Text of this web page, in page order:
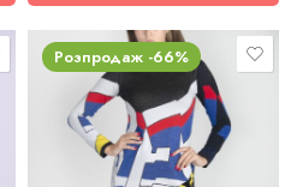
Розпродаж -66%